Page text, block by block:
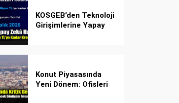
KOSGEB’den Teknoloji
Girişimlerine Yapay
Konut Piyasasında
Yeni Dönem: Ofisleri